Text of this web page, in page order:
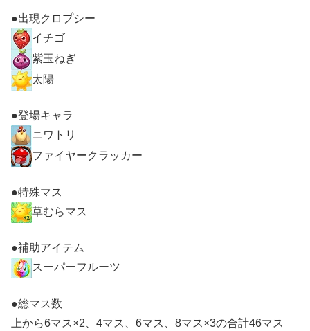
●出現クロプシー
イチゴ
紫玉ねぎ
太陽
●登場キャラ
ニワトリ
ファイヤークラッカー
●特殊マス
草むらマス
●補助アイテム
スーパーフルーツ
●総マス数
上から6マス×2、4マス、6マス、8マス×3の合計46マス